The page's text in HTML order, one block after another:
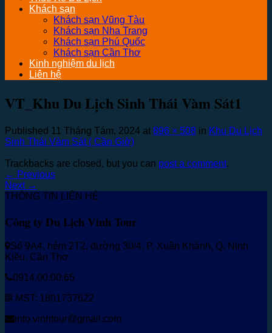
Khách sạn
Khách sạn Vũng Tàu
Khách sạn Nha Trang
Khách sạn Phú Quốc
Khách sạn Cần Thơ
Kinh nghiệm du lịch
Liên hệ
VT_Khu Du Lịch Sinh Thái Vàm Sát1
Published 11 Tháng Tám, 2024 at 896 × 508 in Khu Du Lịch
Sinh Thái Vàm Sát ( Cần Giờ)
Trackbacks are closed, but you can post a comment.
← Previous
Next →
THÔNG TIN LIÊN HỆ
Công ty Du Lịch Vinh Tour
Số 9A4, hẻm 2T2, đường 30/4, P. Xuân Khánh, Q. Ninh
Kiều, Cần Thơ
0914.00.00.65
MST: 1801737622
info.vinhtour@gmail.com